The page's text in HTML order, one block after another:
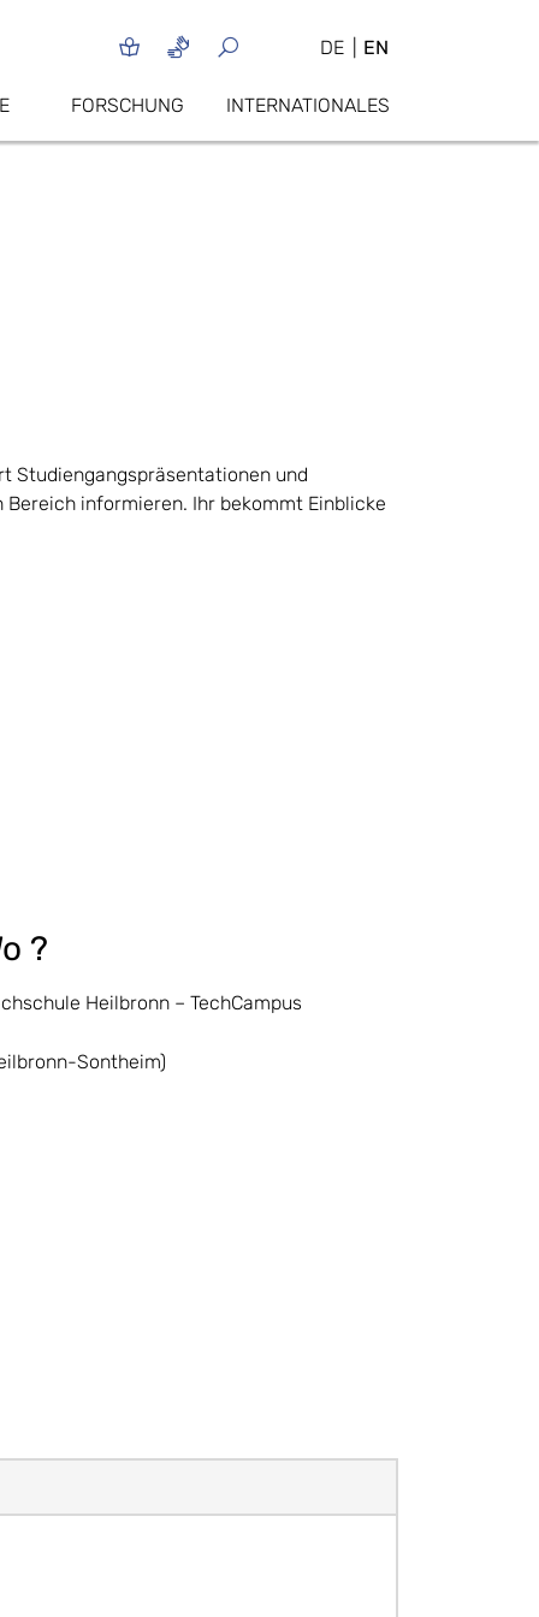
DE EN
FORSCHUNG INTERNATIONALES
Studiengangspräsentationen und
informieren. Ihr bekommt Einblicke
?
Heilbronn – TechCampus
Sontheim)